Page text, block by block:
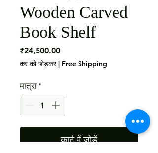
Wooden Carved
Book Shelf
₹24,500.00मूल्य
कर को छोड़कर| Free Shipping
मात्रा *
कार्ट में जोड़ें